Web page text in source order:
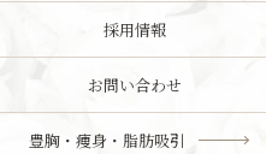
採用情報
お問い合わせ
豊胸・痩身・脂肪吸引